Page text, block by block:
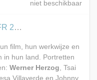
film, hun werkwijze en
in hun land. Portretten
Werner Herzog, Tsai
Villaverde en Johnny